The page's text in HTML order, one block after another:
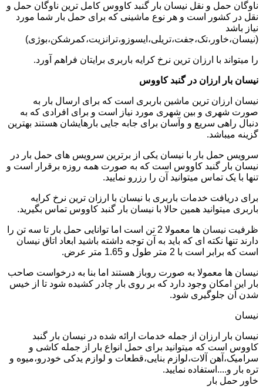
ناوگان حمل و نقل نیسان بار گنبد کاووس کامل ترین ناوگان حمل و
نقل در کشور است و هر نوع ماشینی که برای حمل بار شما مورد
نیاز باشد
(نیسان،خاور،تک،جفت،تریلی،ایسوزو،ترانزیت،کمرشکن،بوژی)
را میتواند با ارزان ترین نرخ کرایه باربری برایتان فراهم آورد.
نیسان بار ارزان در گنبد کاووس
نیسان ارزان ترین ماشین باربری است که برای ارسال بار به
صورت شهری و بین شهری مورد نیاز است و برای افرادی که به
دنبال راهی سریع و وآسان برای جابه جایی بارهایشان هستند بهترین
گزینه میباشد.
سرویس حمل بار با نیسان یکی از برترین سرویس های حمل بار در
نیسان بار گنبد کاووس است که به صورت همه روزه برقرار است و
تنها با یک تماس میتوانید آن را رزرو نمایید.
برای دریافت خدمات باربری با نیسان با ارزان ترین نرخ کرایه
باربری میتوانید همین حالا با نیسان بار گنبد کاووس تماس بگیرید.
ظرفیت نیسان ها معمولا 2 تن است اما توانایی حمل بار تا سه تن را
دارند تنها نکته ای که باید به آن توجه داشته باشید ابعاد اتاق نیسان
است که برابر است با 2 متر طول و 1.65 متر عرض.
نیسان ها معمولا به صورت روباز هستند اما بنا به درخواست صاحب
بار این امکان وجود دارد که بر روی بار چادر کشیده شود تا از خیس
شدن آن جلوگیری شود.
نیسان
نیسان بار ارزان از جمله خدمات ارائه شده در نیسان بار گنبد
کاووس است که میتوانید برای حمل انواع بار از جمله کاشی و
سرامیک،آهن آلات،لوازم بنایی،قطعات و لوازم یدکی خودرو،میوه و
تره بار و....استفاده نمایید.
خاور حمل بار